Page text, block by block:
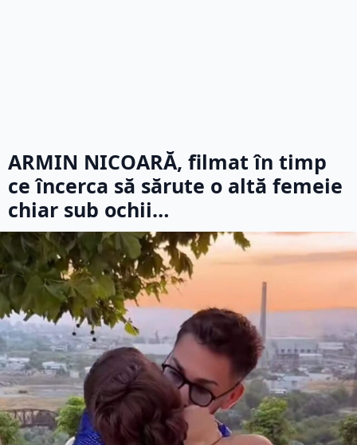
ARMIN NICOARĂ, filmat în timp
ce încerca să sărute o altă femeie
chiar sub ochii…